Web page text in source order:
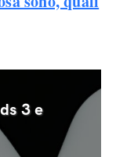
3 e